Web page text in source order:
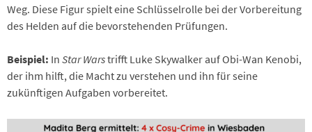
Weg. Diese Figur spielt eine Schlüsselrolle bei der Vorbereitung
des Helden auf die bevorstehenden Prüfungen.
Beispiel: In Star Warstrifft Luke Skywalker auf Obi-Wan Kenobi,
der ihm hilft, die Macht zu verstehen und ihn für seine
zukünftigen Aufgaben vorbereitet.